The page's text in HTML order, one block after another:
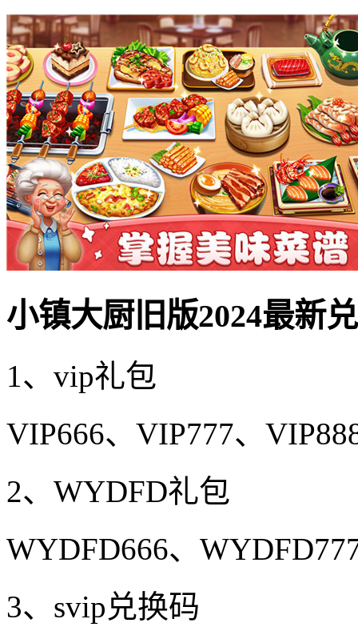
小镇大厨旧版2024最新
1、vip礼包
VIP666、VIP777、
2、WYDFD礼包
WYDFD666、
3、svip兑换码